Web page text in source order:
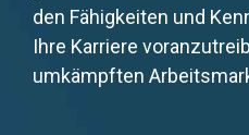
den Fähigkeiten und
Ihre Karriere
umkämpften